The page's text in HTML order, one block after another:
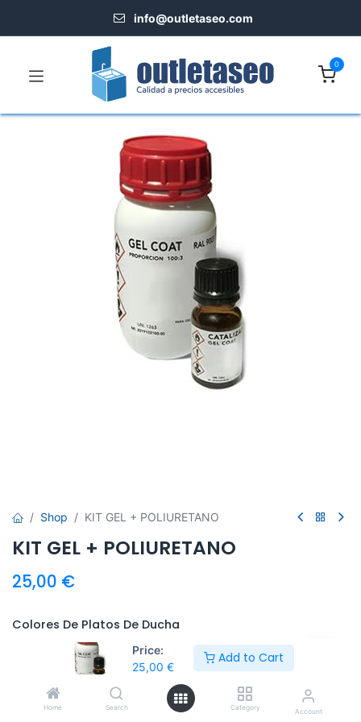
Price:
25,00 €
Add to Cart
Home Search Category Account
info@outletaseo.​com
0
Shop KIT GEL + POLIURETANO
KIT GEL + POLIURETANO
25,00 €
Colores De Platos De Ducha